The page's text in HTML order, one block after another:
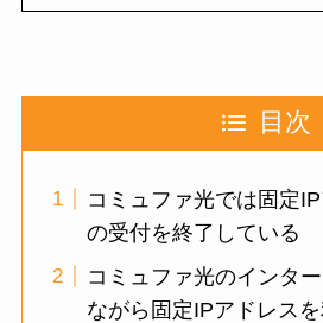
目次
コミュファ光では固定
の受付を終了している
コミュファ光のインタ
ながら固定IPアドレス